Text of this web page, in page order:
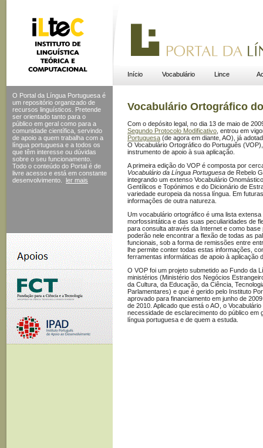
Início Vocabulário Lince
O Portal da Língua Portuguesa é
um repositório organizado de
recursos linguísticos. Pretende
ser orientado tanto para o
público em geral como para a
comunidade científica, servindo
de apoio a quem trabalha com a
língua portuguesa e a todos os
que têm interesse ou dúvidas
sobre o seu funcionamento.
Todo o conteúdo do Portal é de
livre acesso e está em constante
desenvolvimento.
ler mais
Vocabulário Ortográfico
Com o depósito legal, no dia 13 de maio de
Segundo Protocolo Modificativo , entrou em
Portuguesa (de agora em diante, AO), já
O Vocabulário Ortográfico do Português
instrumento de apoio à sua aplicação.
A primeira edição do VOP é composta por
Vocabulário da Língua Portuguesa de Rebelo
integrando um extenso Vocabulário
Gentílicos e Topónimos e do Dicionário de
variedade europeia da nossa língua. Em
informações de outra natureza.
Um vocabulário ortográfico é uma lista
morfossintática e das suas peculiaridades de
para consulta através da Internet e como
poderão nele encontrar a flexão de todas as
funcionais, sob a forma de remissões entre
lhe permite conter todas estas informações,
ferramentas informáticas de apoio à aplicação
O VOP foi um projeto submetido ao Fundo da
ministérios (Ministério dos Negócios
da Cultura, da Educação, da Ciência,
Parlamentares) e que é gerido pelo Instituto
aprovado para financiamento em junho de
de 2010. Aplicado que está o AO, o
necessidade de esclarecimento do público em
língua portuguesa e de quem a estuda.